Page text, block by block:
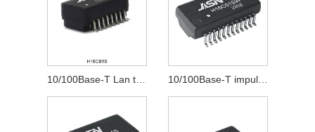
10/100Base-T Lan transformatorius 10/100Base-T impulsų transformatorius